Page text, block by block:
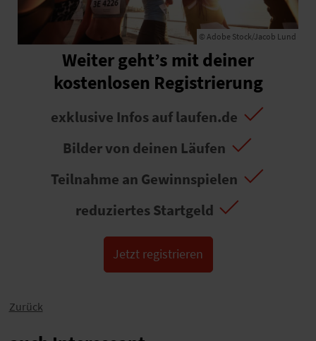
© Adobe Stock/Jacob Lund
Weiter geht’s mit deiner
kostenlosen Registrierung
exklusive Infos auf laufen.de
Bilder von deinen Läufen
Teilnahme an Gewinnspielen
reduziertes Startgeld
Jetzt registrieren
Zurück